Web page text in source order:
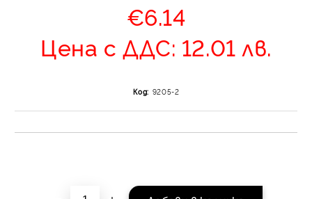
€6.14
Цена с ДДС: 12.01 лв.
Код: 9205-2
оскъпяване. За
до 400 лв. / €204,52
Плащане на 4 вноски.
се разделя на 3 равни
без оскъпяване. За